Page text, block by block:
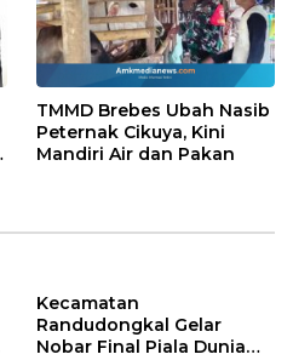
TMMD Brebes Ubah Nasib
Peternak Cikuya, Kini
Mandiri Air dan Pakan
Kecamatan
Randudongkal Gelar
Nobar Final Piala Dunia